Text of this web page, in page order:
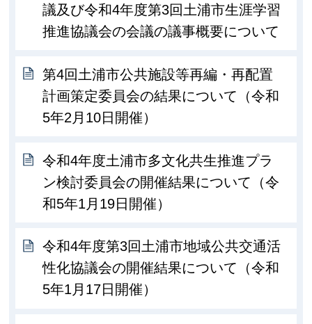
議及び令和4年度第3回土浦市生涯学習
推進協議会の会議の議事概要について
第4回土浦市公共施設等再編・再配置
計画策定委員会の結果について（令和
5年2月10日開催）
令和4年度土浦市多文化共生推進プラ
ン検討委員会の開催結果について（令
和5年1月19日開催）
令和4年度第3回土浦市地域公共交通活
性化協議会の開催結果について（令和
5年1月17日開催）